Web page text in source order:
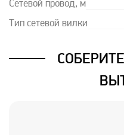
Сетевой провод, м
Тип сетевой вилки